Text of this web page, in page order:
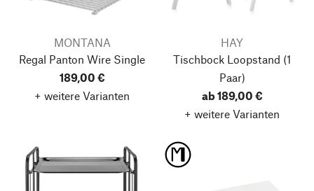
MONTANA
Regal Panton Wire Single
189,00 €
+ weitere Varianten
HAY
Tischbock Loopstand (1
Paar)
ab 189,00 €
+ weitere Varianten